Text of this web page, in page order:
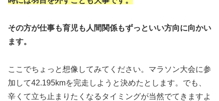
その方が仕事も育児も人間関係もずっといい方向に向かい
ます。
ここでちょっと想像してみてください。マラソン大会に参
加して42.195kmを完走しようと決めたとします。でも、
辛くて立ち止まりたくなるタイミングが当然でてきますよ